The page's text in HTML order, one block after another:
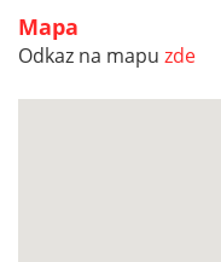
Mapa
Odkaz na mapu zde